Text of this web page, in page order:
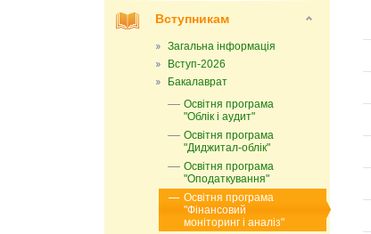
Вступникам
Загальна інформація
Вступ-2026
Бакалаврат
Освітня програма
"Облік і аудит"
Освітня програма
"Диджитал-облік"
Освітня програма
"Оподаткування"
Освітня програма
"Фінансовий
моніторинг і аналіз"